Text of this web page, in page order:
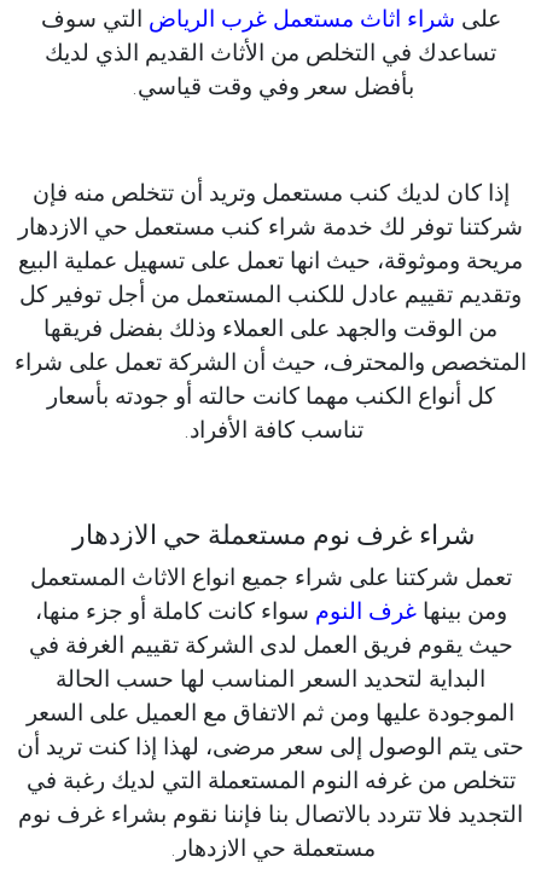
على شراء اثاث مستعمل غرب الرياض التي سوف
تساعدك في التخلص من الأثاث القديم الذي لديك
بأفضل سعر وفي وقت قياسي.
إذا كان لديك كنب مستعمل وتريد أن تتخلص منه فإن
شركتنا توفر لك خدمة شراء كنب مستعمل حي الازدهار
مريحة وموثوقة، حيث انها تعمل على تسهيل عملية البيع
وتقديم تقييم عادل للكنب المستعمل من أجل توفير كل
من الوقت والجهد على العملاء وذلك بفضل فريقها
المتخصص والمحترف، حيث أن الشركة تعمل على شراء
كل أنواع الكنب مهما كانت حالته أو جودته بأسعار
تناسب كافة الأفراد.
شراء غرف نوم مستعملة حي الازدهار
تعمل شركتنا على شراء جميع انواع الاثاث المستعمل
ومن بينهاغرف النوم سواء كانت كاملة أو جزء منها،
حيث يقوم فريق العمل لدى الشركة تقييم الغرفة في
البداية لتحديد السعر المناسب لها حسب الحالة
الموجودة عليها ومن ثم الاتفاق مع العميل على السعر
حتى يتم الوصول إلى سعر مرضى، لهذا إذا كنت تريد أن
تتخلص من غرفه النوم المستعملة التي لديك رغبة في
التجديد فلا تتردد بالاتصال بنا فإننا نقوم بشراء غرف نوم
مستعملة حي الازدهار.